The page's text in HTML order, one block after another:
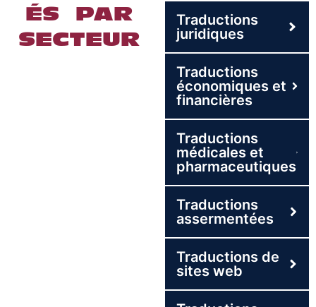
ÉS PAR
SECTEUR
Traductions
juridiques
Traductions
économiques et
financières
Traductions
médicales et
pharmaceutiques
Traductions
assermentées
Traductions de
sites web